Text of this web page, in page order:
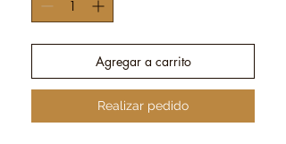
Agregar a carrito
Realizar pedido